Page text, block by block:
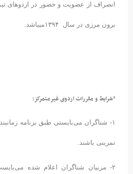
انصراف از عضویت و حضور در اردوهای
برون مرزی در سال ۱۳۹۴میباشد.
۱- شناگران می‌بایستی طبق برنامه
تمرینی باشند.
۲- مربیان شناگران اعلام شده